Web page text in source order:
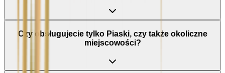
Czy obsługujecie tylko Piaski, czy także okoliczne
miejscowości?